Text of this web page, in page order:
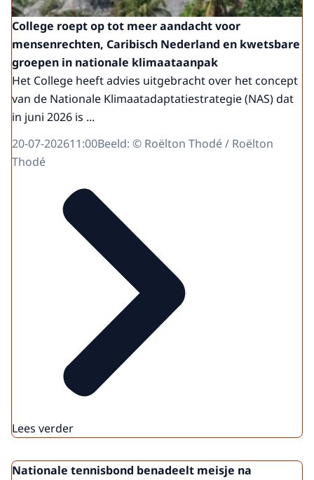
College roept op tot meer aandacht voor
mensenrechten, Caribisch Nederland en kwetsbare
groepen in nationale klimaataanpak
Het College heeft advies uitgebracht over het concept
van de Nationale Klimaatadaptatiestrategie (NAS) dat
in juni 2026 is ...
20-07-202611:00Beeld: © Roëlton Thodé / Roëlton
Thodé
Lees verder
Nationale tennisbond benadeelt meisje na